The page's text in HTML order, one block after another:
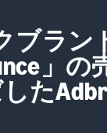
ブラン
」の
た